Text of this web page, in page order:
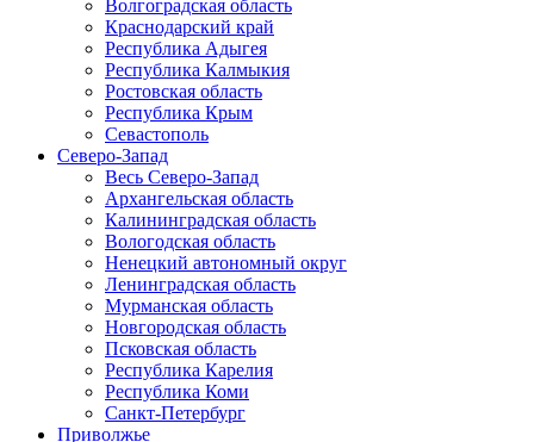
Волгоградская область
Краснодарский край
Республика Адыгея
Республика Калмыкия
Ростовская область
Республика Крым
Севастополь
Северо-Запад
Весь Северо-Запад
Архангельская область
Калининградская область
Вологодская область
Ненецкий автономный округ
Ленинградская область
Мурманская область
Новгородская область
Псковская область
Республика Карелия
Республика Коми
Санкт-Петербург
Приволжье